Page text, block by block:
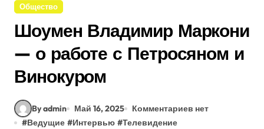
Общество
Шоумен Владимир Маркони
— о работе с Петросяном и
Винокуром
By admin Май 16, 2025
Комментариев нет
#Ведущие #Интервью #Телевидение